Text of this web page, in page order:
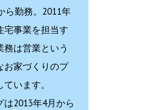
ら勤務。2011年
宅事業を担当す
務は営業という
お家づくりのプ
います。
は2013年4月から